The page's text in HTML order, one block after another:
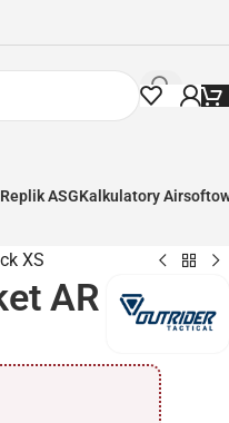
ASGKalkulatory
XS
AR